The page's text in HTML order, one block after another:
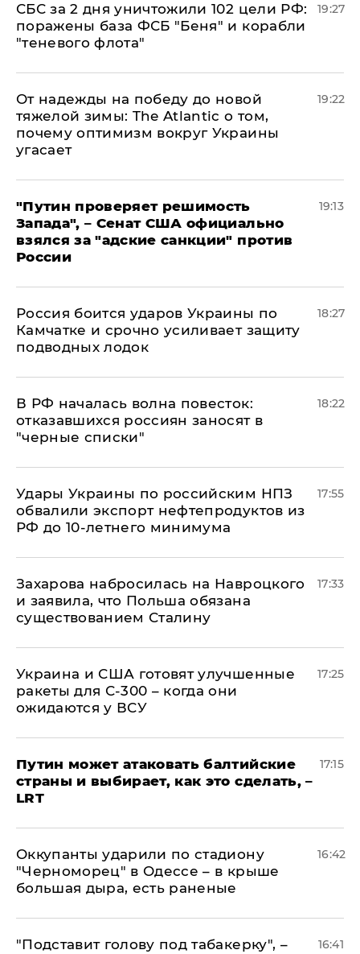
СБС за 2 дня уничтожили 102 цели РФ:
поражены база ФСБ "Беня" и корабли
"теневого флота"
19:27
От надежды на победу до новой
тяжелой зимы: The Atlantic о том,
почему оптимизм вокруг Украины
угасает
19:22
"Путин проверяет решимость
Запада", – Сенат США официально
взялся за "адские санкции" против
России
19:13
Россия боится ударов Украины по
Камчатке и срочно усиливает защиту
подводных лодок
18:27
​В РФ началась волна повесток:
отказавшихся россиян заносят в
"черные списки"
18:22
Удары Украины по российским НПЗ
обвалили экспорт нефтепродуктов из
РФ до 10-летнего минимума
17:55
​Захарова набросилась на Навроцкого
и заявила, что Польша обязана
существованием Сталину
17:33
Украина и США готовят улучшенные
ракеты для С-300 – когда они
ожидаются у ВСУ
17:25
Путин может атаковать балтийские
страны и выбирает, как это сделать, –
LRT
17:15
Оккупанты ударили по стадиону
"Черноморец" в Одессе – в крыше
большая дыра, есть раненые
16:42
​"Подставит голову под табакерку", –
16:41